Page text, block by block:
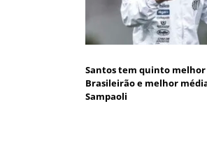
Santos tem quinto
Brasileirão e melhor
Sampaoli